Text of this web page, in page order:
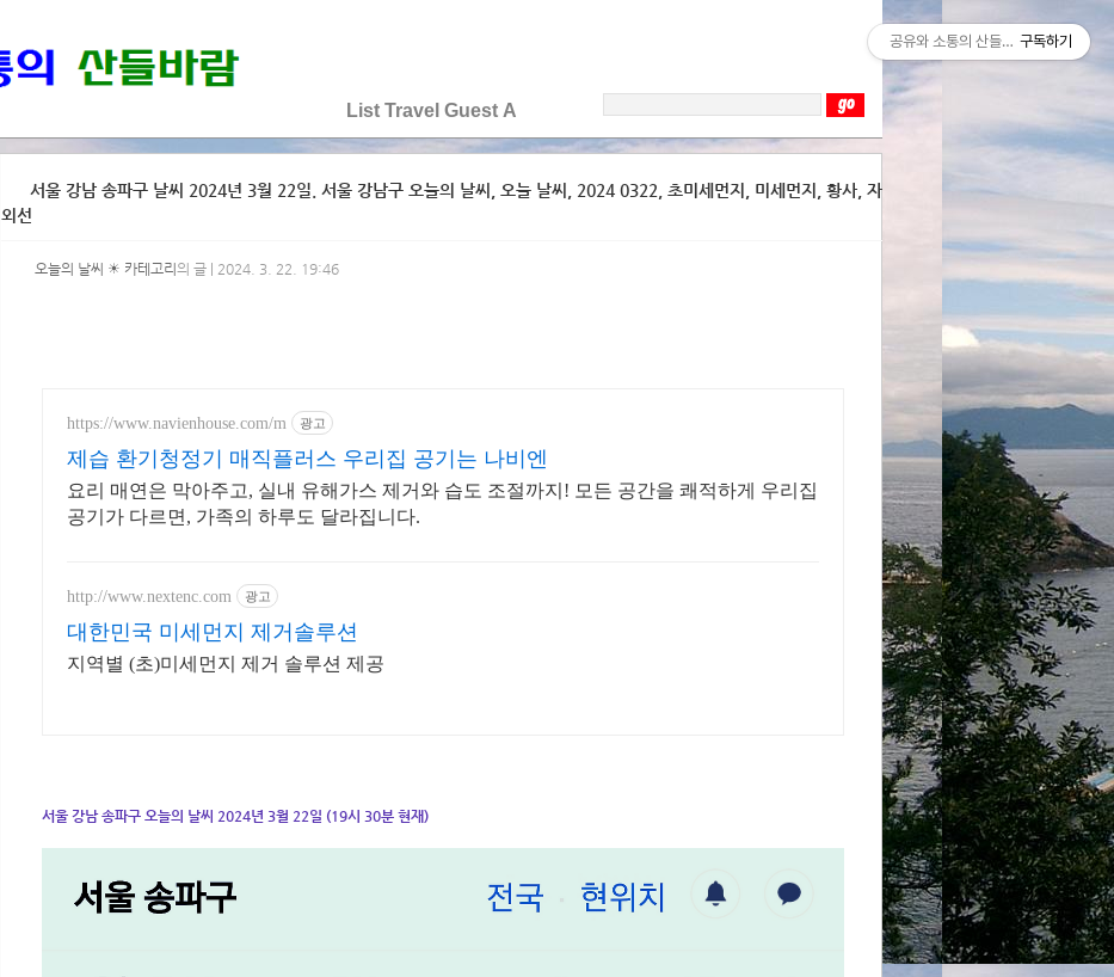
List Travel Guest A
서울 강남 송파구 날씨 2024년 3월 22일. 서울 강남구 오늘의 날씨, 오늘 날씨, 2024 0322, 초미세먼지, 미세먼지, 황사, 자
외선
오늘의 날씨 ☀ 카테고리 의 글 | 2024. 3. 22. 19:46
https://www.navienhouse.com/m 광고
제습 환기청정기 매직플러스 우리집 공기는 나비엔
요리 매연은 막아주고, 실내 유해가스 제거와 습도 조절까지! 모든 공간을 쾌적하게 우리집
공기가 다르면, 가족의 하루도 달라집니다.
http://www.nextenc.com 광고
대한민국 미세먼지 제거솔루션
지역별 (초)미세먼지 제거 솔루션 제공
서울 강남 송파구 오늘의 날씨 2024년 3월 22일 (19시 30분 현재)
공유와 소통의 산들바람구독하기